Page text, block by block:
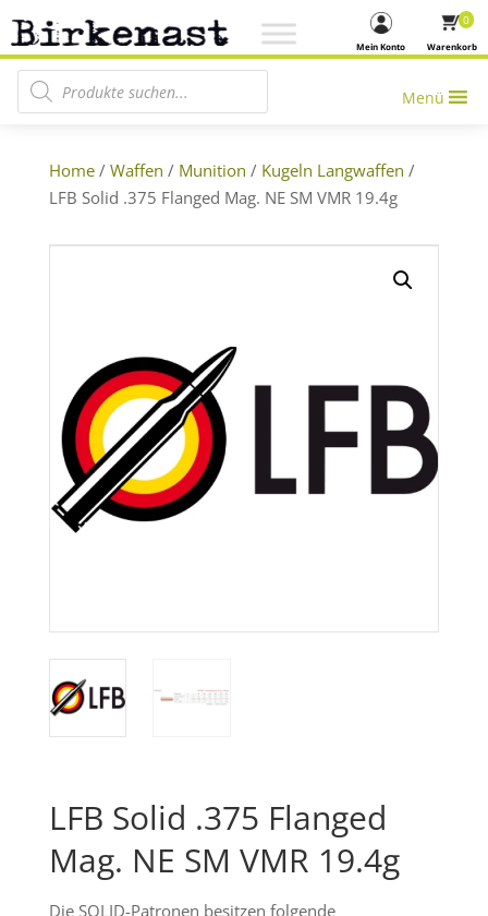
Warenkorb
0
Mein Konto
Products search
Menü
Home/ Waffen / Munition / Kugeln Langwaffen /
LFB Solid .375 Flanged Mag. NE SM VMR 19.4g
LFB Solid .375 Flanged
Mag. NE SM VMR 19.4g
Die SOLID-Patronen besitzen folgende